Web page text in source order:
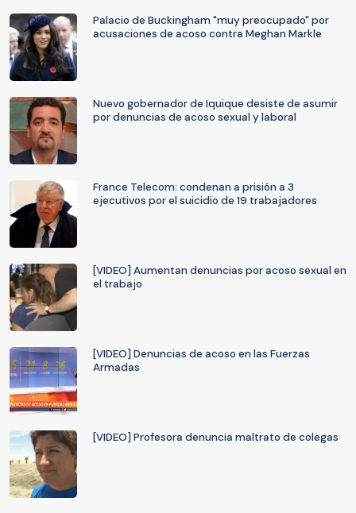
Palacio de Buckingham "muy preocupado" por
acusaciones de acoso contra Meghan Markle
Nuevo gobernador de Iquique desiste de asumir
por denuncias de acoso sexual y laboral
France Telecom: condenan a prisión a 3
ejecutivos por el suicidio de 19 trabajadores
[VIDEO] Aumentan denuncias por acoso sexual en
el trabajo
[VIDEO] Denuncias de acoso en las Fuerzas
Armadas
[VIDEO] Profesora denuncia maltrato de colegas